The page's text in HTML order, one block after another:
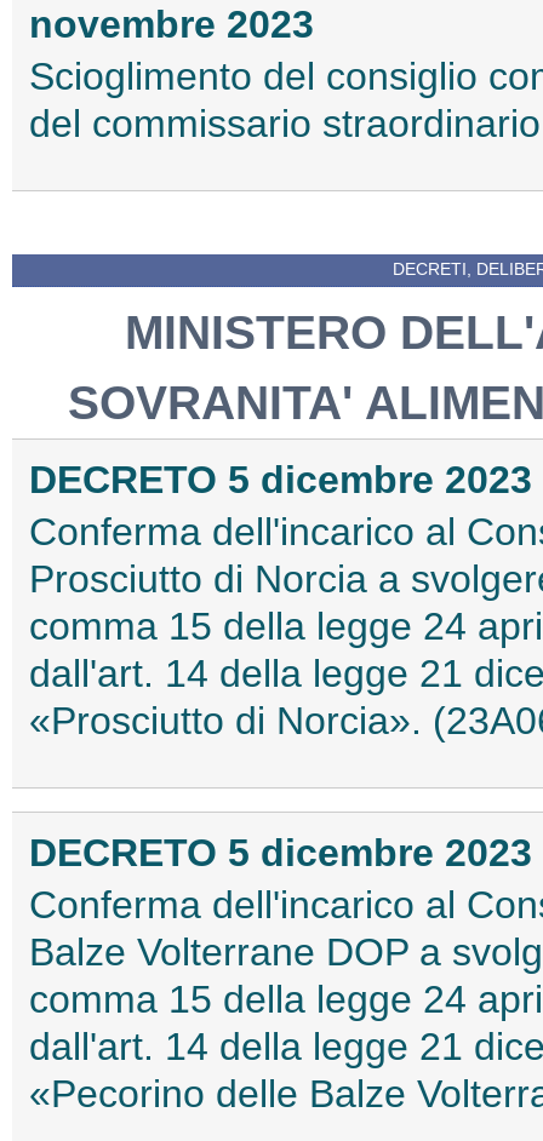
novembre 2023
Scioglimento del consiglio
del commissario
DECRETI,
MINISTERO
SOVRANITA'
DECRETO 5 dicembre 2023
Conferma dell'incarico al
Prosciutto di Norcia a
comma 15 della legge 24
dall'art. 14 della legge 21
«Prosciutto di Norcia».
DECRETO 5 dicembre 2023
Conferma dell'incarico al
Balze Volterrane DOP a
comma 15 della legge 24
dall'art. 14 della legge 21
«Pecorino delle Balze